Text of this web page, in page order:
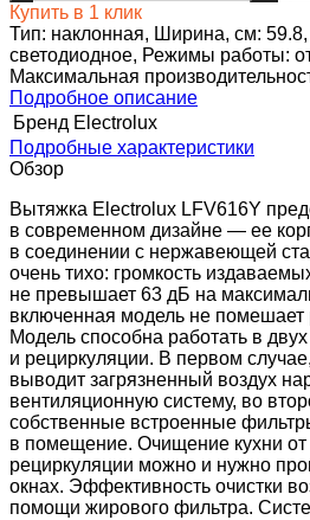
Купить в 1 клик
Тип: наклонная, Ширина, см:
светодиодное, Режимы работы:
Максимальная
Подробное описание
Бренд Electrolux
Подробные характеристики
Обзор
Вытяжка Electrolux LFV616Y
в современном дизайне — ее
в соединении с нержавеющей
очень тихо: громкость
не превышает 63 дБ на
включенная модель не помешает
Модель способна работать в
и рециркуляции. В первом
выводит загрязненный воздух
вентиляционную систему, во
собственные встроенные
в помещение. Очищение кухни
рециркуляции можно и нужно
окнах. Эффективность очистки
помощи жирового фильтра.